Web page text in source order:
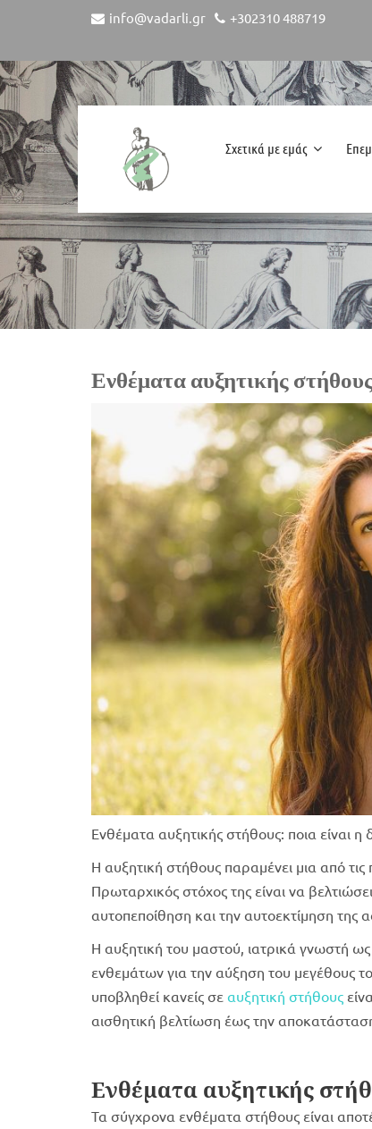
info@vadarli.gr +302310 488719
Σχετικά με εμάς
Ενθέματα αυξητικής
Ενθέματα αυξητικής στήθους: ποια είναι η
Η αυξητική στήθους παραμένει μια από τις
Πρωταρχικός στόχος της είναι να
αυτοπεποίθηση και την αυτοεκτίμηση της
Η αυξητική του μαστού, ιατρικά γνωστή
ενθεμάτων για την αύξηση του μεγέθους
υποβληθεί κανείς σε αυξητική στήθους
αισθητική βελτίωση έως την
Ενθέματα αυξητικής
Τα σύγχρονα ενθέματα στήθους είναι